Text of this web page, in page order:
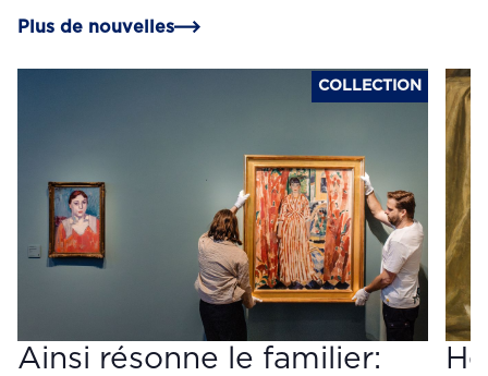
Plus de nouvelles
COLLECTION
Ainsi résonne le familier: